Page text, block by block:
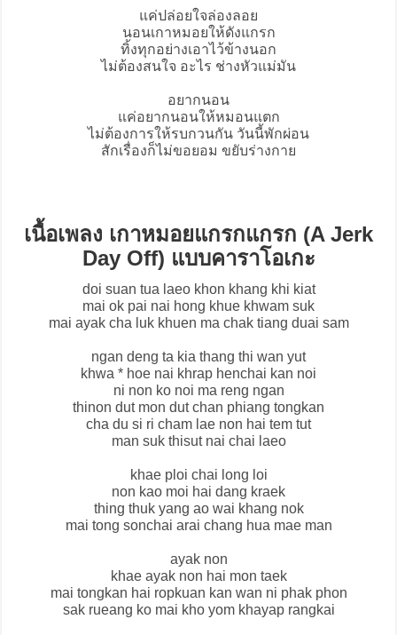
แค่ปล่อยใจล่องลอย
นอนเกาหมอยให้ดังแกรก
ทิ้งทุกอย่างเอาไว้ข้างนอก
ไม่ต้องสนใจ อะไร ช่างหัวแม่มัน
อยากนอน
แค่อยากนอนให้หมอนแตก
ไม่ต้องการให้รบกวนกัน วันนี้พักผ่อน
สักเรื่องก็ไม่ขอยอม ขยับร่างกาย
เนื้อเพลง เกาหมอยแกรกแกรก (A Jerk
Day Off) แบบคาราโอเกะ
doi suan tua laeo khon khang khi kiat
mai ok pai nai hong khue khwam suk
mai ayak cha luk khuen ma chak tiang duai sam
ngan deng ta kia thang thi wan yut
khwa * hoe nai khrap henchai kan noi
ni non ko noi ma reng ngan
thinon dut mon dut chan phiang tongkan
cha du si ri cham lae non hai tem tut
man suk thisut nai chai laeo
khae ploi chai long loi
non kao moi hai dang kraek
thing thuk yang ao wai khang nok
mai tong sonchai arai chang hua mae man
ayak non
khae ayak non hai mon taek
mai tongkan hai ropkuan kan wan ni phak phon
sak rueang ko mai kho yom khayap rangkai